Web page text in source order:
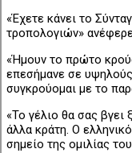
«Έχετε κάνει το
τροπολογιών»
«Ήμουν το πρώτο
επεσήμανε σε
συγκρούομαι με το
«Το γέλιο θα σας βγει
άλλα κράτη. Ο
σημείο της ομιλίας